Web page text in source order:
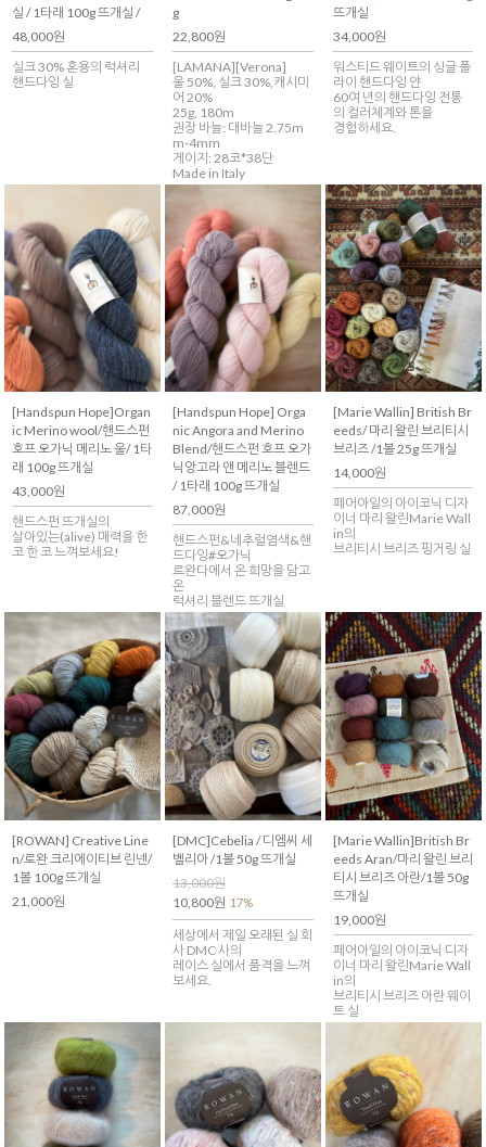
실 / 1타래 100g 뜨개실 /
48,000원
실크 30% 혼용의 럭셔리
핸드다잉 실
g
22,800원
[LAMANA][Verona]
울 50%, 실크 30%,캐시미
어 20%
25g, 180m
권장 바늘: 대바늘 2.75m
m-4mm
게이지: 28코*38단
Made in Italy
뜨개실
34,000원
워스티드 웨이트의 싱글 플
라이 핸드다잉 얀
60여 년의 핸드다잉 전통
의 컬러체계와 톤을
경험하세요.
[Handspun Hope]Organ
ic Merino wool/핸드스펀
호프 오가닉 메리노 울/ 1타
래 100g 뜨개실
43,000원
핸드스펀 뜨개실의
살아있는(alive) 매력을 한
코 한 코 느껴보세요!
[Handspun Hope] Orga
nic Angora and Merino
Blend/핸드스펀 호프 오가
닉앙고라 앤 메리노 블렌드
/ 1타래 100g 뜨개실
87,000원
핸드스펀&네추럴염색&핸
드다잉#오가닉
르완다에서 온 희망을 담고
온
럭셔리 블렌드 뜨개실
[Marie Wallin] British Br
eeds/ 마리 왈린 브리티시
브리즈 /1볼 25g 뜨개실
14,000원
페어아일의 아이코닉 디자
이너 마리 왈린Marie Wall
in의
브리티시 브리즈 핑거링 실
[ROWAN] Creative Line
n/로완 크리에이티브 린넨/
1볼 100g 뜨개실
21,000원
[DMC]Cebelia / 디엠씨 세
벨리아 /1볼 50g 뜨개실
13,000원
10,800원 17%
세상에서 제일 오래된 실 회
사 DMC 사의
레이스 실에서 품격을 느껴
보세요.
[Marie Wallin]British Br
eeds Aran/마리 왈린 브리
티시 브리즈 아란/1볼 50g
뜨개실
19,000원
페어아일의 아이코닉 디자
이너 마리 왈린Marie Wall
in의
브리티시 브리즈 아란 웨이
트 실